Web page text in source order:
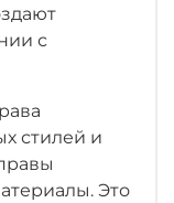
с
стилей и
Это